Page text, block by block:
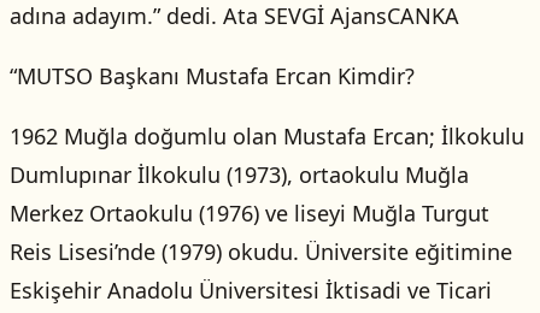
adına adayım.” dedi. Ata SEVGİ AjansCANKA
“MUTSO Başkanı Mustafa Ercan Kimdir?
1962 Muğla doğumlu olan Mustafa Ercan; İlkokulu
Dumlupınar İlkokulu (1973), ortaokulu Muğla
Merkez Ortaokulu (1976) ve liseyi Muğla Turgut
Reis Lisesi’nde (1979) okudu. Üniversite eğitimine
Eskişehir Anadolu Üniversitesi İktisadi ve Ticari